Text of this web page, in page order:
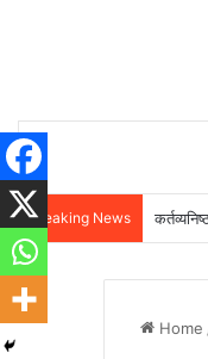
Breaking News
Home